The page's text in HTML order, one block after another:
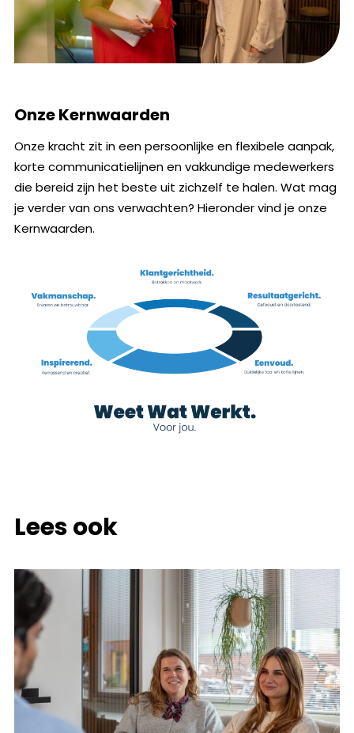
Onze Kernwaarden
Onze kracht zit in een persoonlijke en flexibele aanpak,
korte communicatielijnen en vakkundige medewerkers
die bereid zijn het beste uit zichzelf te halen. Wat mag
je verder van ons verwachten? Hieronder vind je onze
Kernwaarden.
Lees ook